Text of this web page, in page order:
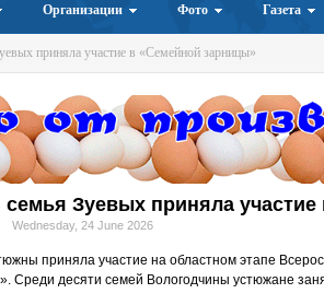
Организации Фото Газета
приняла участие в «Семейной зарницы»
семья Зуевых приняла
Wednesday, 24 June 2026
приняла участие на областном этапе
Среди десяти семей Вологодчины устюжане